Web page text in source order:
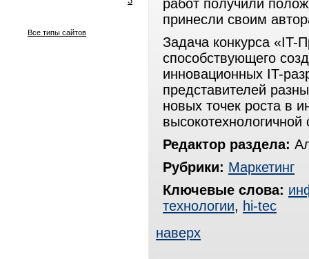
Все типы сайтов
работ получили
принесли своим
Задача конкурса
способствующего
инновационных IT-
представителей
новых точек роста в
высокотехнологичной
Редактор раздела:
Рубрики: Маркетинг
Ключевые слова:
технологии, hi-tec
наверх